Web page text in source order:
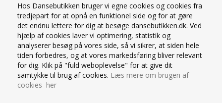
Hos Dansebutikken bruger vi egne cookies og cookies fra
tredjepart for at opnå en funktionel side og for at gøre
det endnu lettere for dig at besøge dansebutikken.dk. Ved
hjælp af cookies laver vi optimering, statistik og
analyserer besøg på vores side, så vi sikrer, at siden hele
tiden forbedres, og at vores markedsføring bliver relevant
for dig. Klik på "fuld weboplevelse" for at give dit
samtykke til brug af cookies. Læs mere om brugen af
cookies her
Lidt kortere foran en bagpå
Smal bomuldsbånd i tajlen med stretch
Lukkes med knap i siden
SPØRG OS